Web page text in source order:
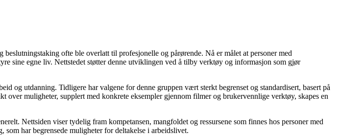
ofte ble overlatt til profesjonelle og pårørende. Nå er målet at personer med
sine egne liv. Nettstedet støtter denne utviklingen ved å tilby verktøy og informasjon som gjør
og utdanning. Tidligere har valgene for denne gruppen vært sterkt begrenset og standardisert, basert på
muligheter, supplert med konkrete eksempler gjennom filmer og brukervennlige verktøy, skapes en
Nettsiden viser tydelig fram kompetansen, mangfoldet og ressursene som finnes hos personer med
har begrensede muligheter for deltakelse i arbeidslivet.